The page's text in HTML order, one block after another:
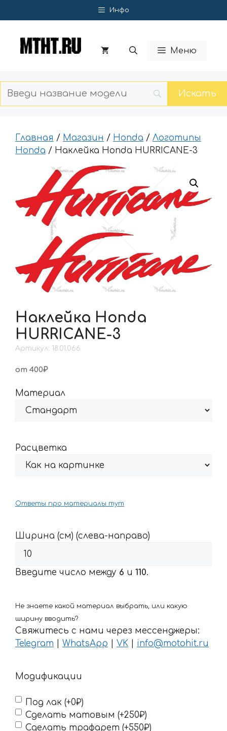
к
Инфо
Меню
Главная / Магазин / Honda / Логотипы
Honda / Наклейка Honda HURRICANE-3
Наклейка Honda
HURRICANE-3
Артикул: 18.01.066
от 400₽
Материал
Расцветка
Ответы про материалы тут
Ширина (см) (слева-направо)
Введите число между 6 и 110.
Не знаете какой материал выбрать, или какую
ширину вводить?
Свяжитесь с нами через мессенджеры:
Telegram
WhatsApp VK info@motohit.ru
Модификации
Под лак (+0₽)
Сделать матовым (+250₽)
Сделать трафарет (+550₽)